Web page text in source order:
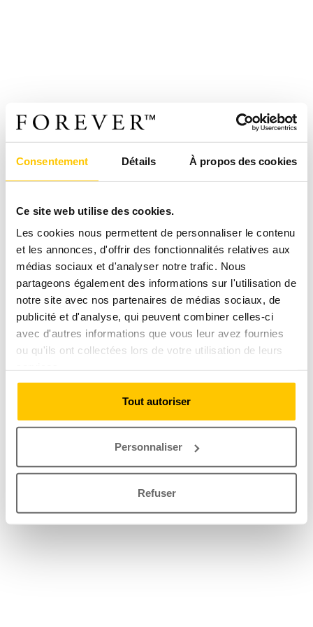
Consentement Détails À propos des cookies
Ce site web utilise des cookies.
Les cookies nous permettent de personnaliser le contenu
et les annonces, d'offrir des fonctionnalités relatives aux
médias sociaux et d'analyser notre trafic. Nous
partageons également des informations sur l'utilisation de
notre site avec nos partenaires de médias sociaux, de
publicité et d'analyse, qui peuvent combiner celles-ci
avec d'autres informations que vous leur avez fournies
ou qu'ils ont collectées lors de votre utilisation de leurs
Tout autoriser
Personnaliser
Refuser